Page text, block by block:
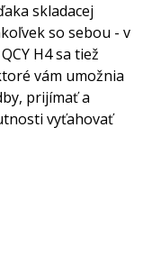
skladacej
so sebou - v
H4 sa tiež
vám umožnia
prijímať a
vyťahovať